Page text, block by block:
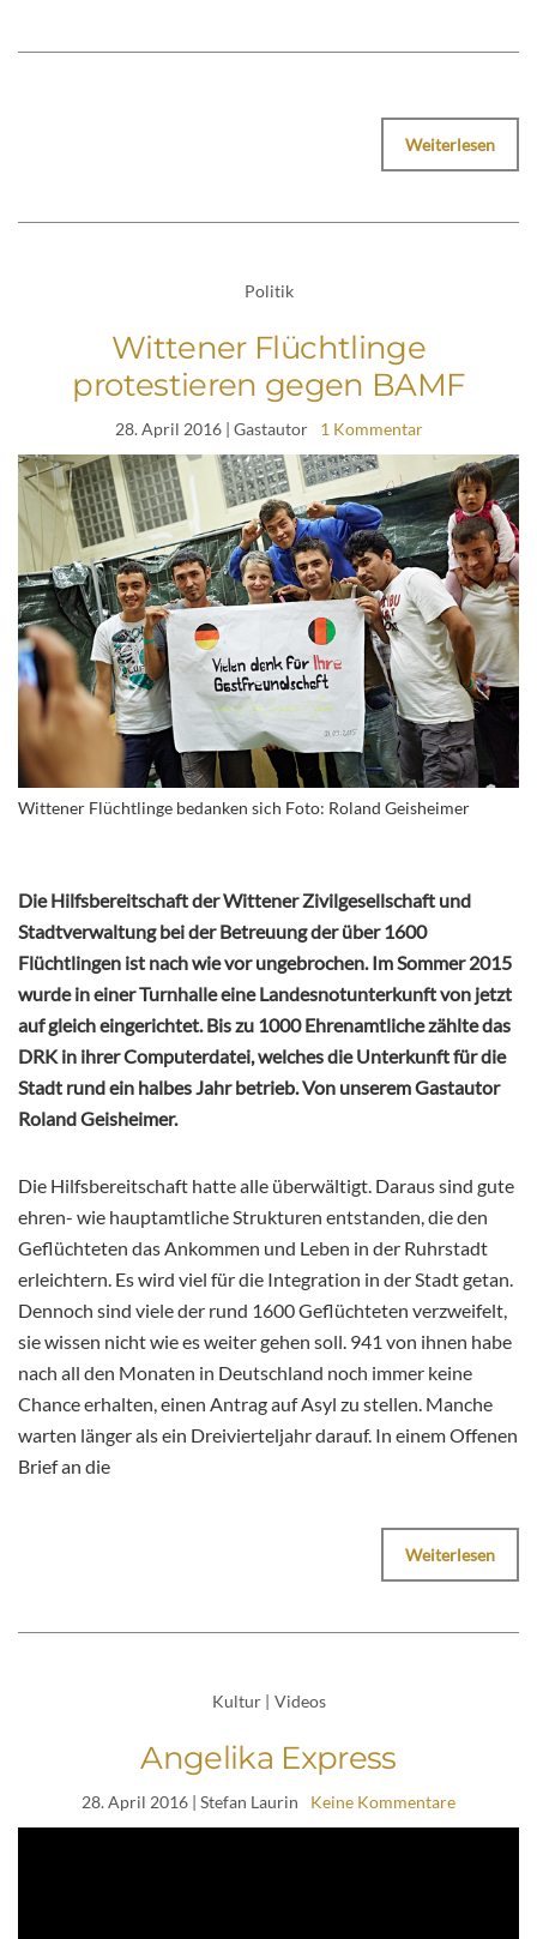
Weiterlesen
Politik
Wittener Flüchtlinge
protestieren gegen BAMF
28. April 2016| Gastautor 1 Kommentar
Wittener Flüchtlinge bedanken sich Foto: Roland Geisheimer
Die Hilfsbereitschaft der Wittener Zivilgesellschaft und
Stadtverwaltung bei der Betreuung der über 1600
Flüchtlingen ist nach wie vor ungebrochen. Im Sommer 2015
wurde in einer Turnhalle eine Landesnotunterkunft von jetzt
auf gleich eingerichtet. Bis zu 1000 Ehrenamtliche zählte das
DRK in ihrer Computerdatei, welches die Unterkunft für die
Stadt rund ein halbes Jahr betrieb. Von unserem Gastautor
Roland Geisheimer.
Die Hilfsbereitschaft hatte alle überwältigt. Daraus sind gute
ehren- wie hauptamtliche Strukturen entstanden, die den
Geflüchteten das Ankommen und Leben in der Ruhrstadt
erleichtern. Es wird viel für die Integration in der Stadt getan.
Dennoch sind viele der rund 1600 Geflüchteten verzweifelt,
sie wissen nicht wie es weiter gehen soll. 941 von ihnen habe
nach all den Monaten in Deutschland noch immer keine
Chance erhalten, einen Antrag auf Asyl zu stellen. Manche
warten länger als ein Dreivierteljahr darauf. In einem Offenen
Brief an die
Weiterlesen
Kultur Videos
Angelika Express
28. April 2016 | Stefan Laurin Keine Kommentare